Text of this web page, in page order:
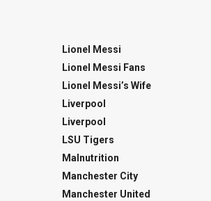
Lionel Messi
Lionel Messi Fans
Lionel Messi’s Wife
Liverpool
Liverpool
LSU Tigers
Malnutrition
Manchester City
Manchester United